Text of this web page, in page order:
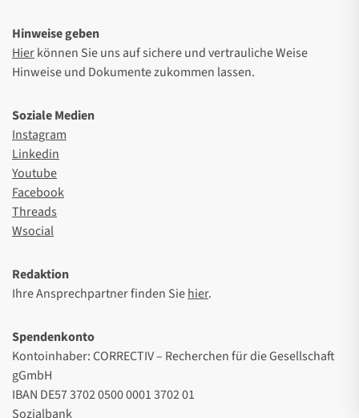
Hinweise geben
Hierkönnen Sie uns auf sichere und vertrauliche Weise
Hinweise und Dokumente zukommen lassen.
Soziale Medien
Instagram
Linkedin
Youtube
Facebook
Threads
Wsocial
Redaktion
Ihre Ansprechpartner finden Siehier.
Spendenkonto
Kontoinhaber: CORRECTIV – Recherchen für die Gesellschaft
gGmbH
IBAN DE57 3702 0500 0001 3702 01
Sozialbank